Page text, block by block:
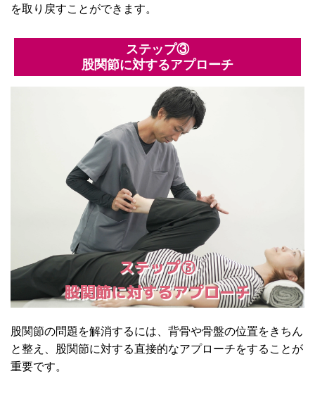
を取り戻すことができます。
ステップ③
股関節に対するアプローチ
ステップ③
股関節に対するアプローチ
股関節の問題を解消するには、背骨や骨盤の位置をきちん
と整え、股関節に対する直接的なアプローチをすることが
重要です。